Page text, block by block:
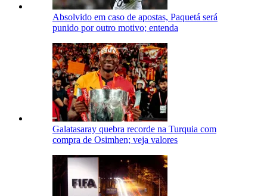
Absolvido em caso de apostas, Paquetá será
punido por outro motivo; entenda
Galatasaray quebra recorde na Turquia com
compra de Osimhen; veja valores